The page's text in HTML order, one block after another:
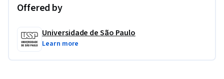
Offered by
Universidade de São Paulo
Learn more